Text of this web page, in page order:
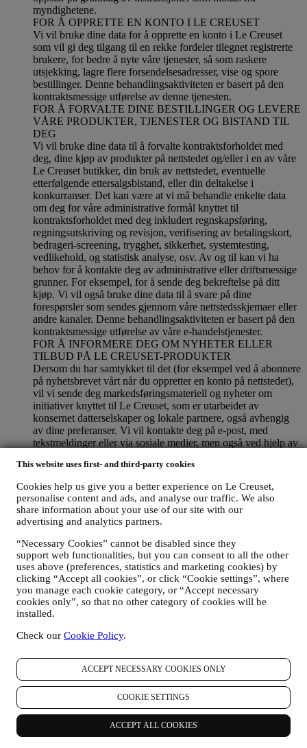
This website uses first- and third-party cookies
Cookies help us give you a better experience on Le Creuset,
personalise content and ads, and analyse our traffic. We also
share information about your use of our site with our
advertising and analytics partners.
“Necessary Cookies” cannot be disabled since they
support web functionalities, but you can consent to all the other
uses above (preferences, statistics and marketing cookies) by
clicking “Accept all cookies”, or click “Cookie settings”, where
you manage each cookie category, or “Accept necessary
cookies only”, so that no other category of cookies will be
installed.
Check our Cookie Policy.
ACCEPT NECESSARY COOKIES ONLY
COOKIE SETTINGS
ACCEPT ALL COOKIES
myndighetene.
FOR Å OPPRETTE EN KONTO I LE CREUSET
Vi vil bruke dine data for å opprette en konto i Le Creuset
som vil gi deg tilgang til en rekke fordeler tilegnet registrerte
brukere, for bedre å nyte våre tjenester, så som raskere
utsjekking, lagre flere forsendelsesadresser, vise og spore
bestillinger. Denne behandlingsaktiviteten er basert på den
kontraktsmessige utførelse av denne tjenesten.
FOR Å FORVALTE DINE BESTILLINGER OG LEVERE
VÅRE PRODUKTER, TJENESTER OG BISTAND TIL
DEG
Vi vil bruke dine data til å forvalte kontraktsforholdet med
deg, dine kjøp av produkter på nettstedet og/eller i en av våre
Le Creuset butikker, din bruk av nettstedet, eventuelle
etterfølgende ettersalgsbistand, eller din deltakelse i
konkurranser. Det kan være at vi må behandle enkelte data
om deg for våre administrative formål knyttet til
kontraktsforholdet med deg inkludert regnskapsføring,
regningsutskriving og revisjon, verifisering av betalingskort,
bedrageri-screening, trygghet, sikkerhet, systemtesting,
vedlikehold, og statistisk analyse, osv. Av og til kan vi ha
behov for å kontakte deg av administrative eller driftsmessige
grunner. For eksempel, for å sende deg bekreftelse på ditt
kjøp. Vi vil også bruke dine data til å svare på dine
forespørsler som sendes gjennom våre nettstedsskjemaer eller
andre kanaler. Denne behandlingsaktiviteten er basert på den
kontraktsmessige utførelse av våre e-handelstjenester.
FOR Å INFORMERE DEG OM NYHETER ELLER
TILBUD PÅ LE CREUSET-PRODUKTER
Dersom du har samtykket til det (for eksempel ved å abonnere
på nyhetsbrevet vårt når du oppretter en konto på nettstedet),
vil vi sende deg markedsføringsmateriell og nyheter om
initiativer knyttet til Le Creuset, som er utarbeidet av
konsernet datterselskaper og lokale partnere, også avhengig
av dine preferanser. Vi vil kontakte deg på e-post, med
tekstmeldinger eller via sosiale medier, men også ved hjelp av
Creusets produkter eller åpning av nye butikker, eksklusive
organisert av Le Creuset eller spesielle tilbud du kanskje er
interessert i å få høre om. Slik kommunikasjon kan være valgt
ut eller skreddersydd for deg basert på opplysninger vi har om
deg, slik som hvor du bor og din kjøpshistorikk, eller
preferanser for våre produkter. Vi vil bruke opplysningene
dine for å forstå dine interesser bedre. Dette gjør det mulig for
oss å tilpasse vår kommunikasjon med deg, for å gjøre den
mer relevant og interessant. Opplysningene om deg vil ikke
brukes til andre formål. Vi samler også inn statistikk om e-
post-åpning og klikk ved hjelp av bransjens standardteknikker
for å hjelpe oss med å vite hvordan nyhetsbrevene våre blir
motta personlig tilpasset markedsføringsmateriell fra oss. Du
ved å velge den relevante avmerkingsboksen. Avmelding: Du
kan når som helst slutte å motta oppdateringer fra oss, gratis,
ved å klikke på avmeldingsknappen nederst i et nyhetsbrev.
Hvis du foretrekker det, kan du gjøre dette ved å kontakte oss
påprivacy@lecreuset.com. Vi vil behandle avmeldingen din
så snart som mulig, men under visse omstendigheter vil du
kunne motta flere meldinger før avmeldingen er